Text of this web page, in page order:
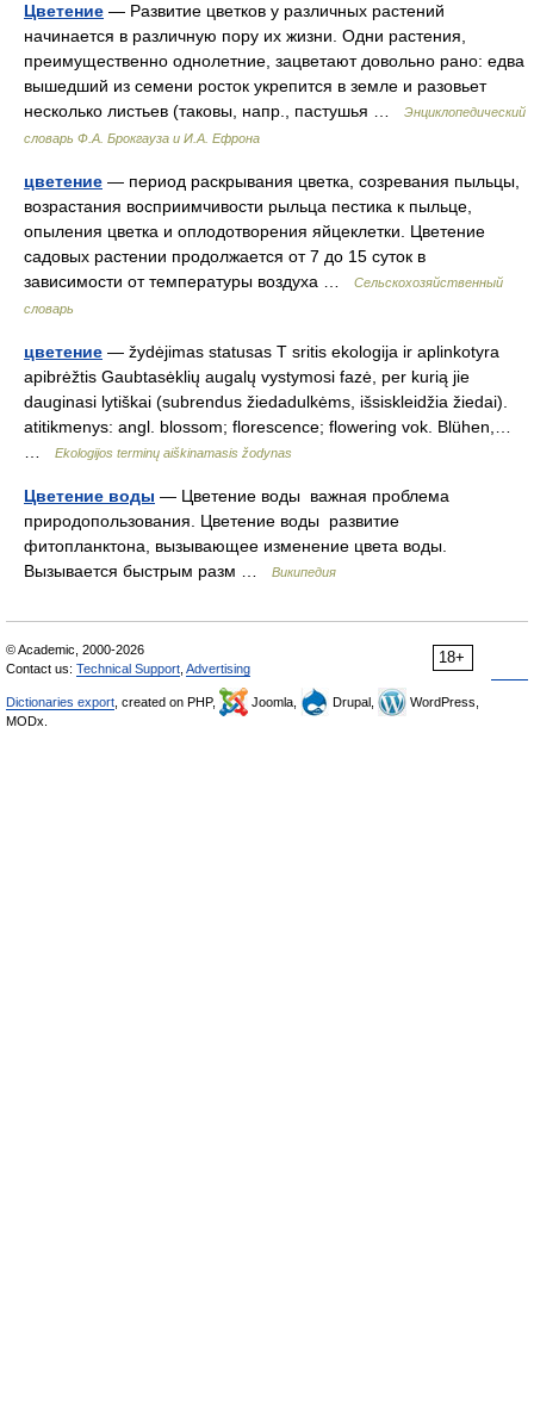
Цветение — Развитие цветков у различных растений
начинается в различную пору их жизни. Одни растения,
преимущественно однолетние, зацветают довольно рано: едва
вышедший из семени росток укрепится в земле и разовьет
несколько листьев (таковы, напр., пастушья …
Энциклопедический
словарь Ф.А. Брокгауза и И.А. Ефрона
цветение — период раскрывания цветка, созревания пыльцы,
возрастания восприимчивости рыльца пестика к пыльце,
опыления цветка и оплодотворения яйцеклетки. Цветение
садовых растении продолжается от 7 до 15 суток в
зависимости от температуры воздуха …
Сельскохозяйственный
словарь
цветение — žydėjimas statusas T sritis ekologija ir aplinkotyra
apibrėžtis Gaubtasėklių augalų vystymosi fazė, per kurią jie
dauginasi lytiškai (subrendus žiedadulkėms, išsiskleidžia žiedai).
atitikmenys: angl. blossom; florescence; flowering vok. Blühen,…
Ekologijos terminų aiškinamasis žodynas
Цветение воды — Цветение воды важная проблема
природопользования. Цветение воды развитие
фитопланктона, вызывающее изменение цвета воды.
Вызывается быстрым разм …
Википедия
18+
© Academic, 2000-2026
Contact us: Technical Support Advertising
Dictionaries export , created on PHP, Joomla, Drupal,
WordPress,
MODx.